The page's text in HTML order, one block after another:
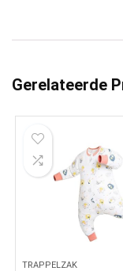
Gerelateerde
TRAPPELZAK